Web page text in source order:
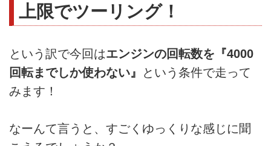
上限でツーリング！
という訳で今回はエンジンの回転数を『4000
回転までしか使わない』
という条件で走って
みます！
なーんて言うと、すごくゆっくりな感じに聞